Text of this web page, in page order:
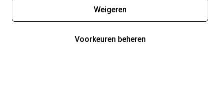
Weigeren
Voorkeuren beheren